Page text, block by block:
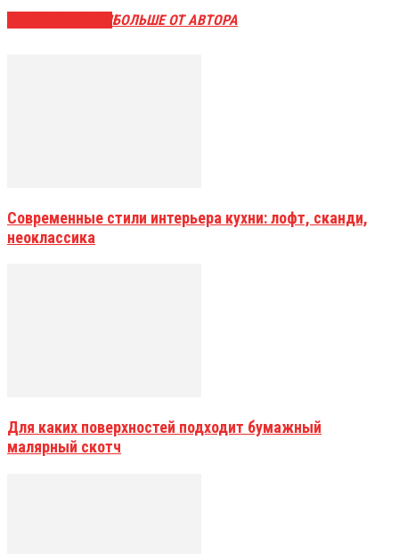
БОЛЬШЕ ОТ АВТОРА
Современные стили интерьера кухни: лофт, сканди,
неоклассика
Для каких поверхностей подходит бумажный
малярный скотч